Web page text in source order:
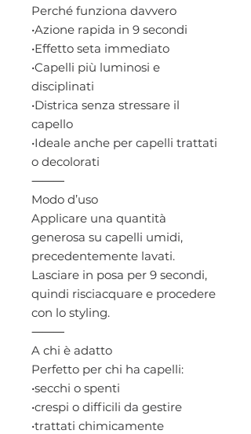
Perché funziona davvero
•Azione rapida in 9 secondi
•Effetto seta immediato
•Capelli più luminosi e
disciplinati
•Districa senza stressare il
capello
•Ideale anche per capelli trattati
o decolorati
⸻
Modo d’uso
Applicare una quantità
generosa su capelli umidi,
precedentemente lavati.
Lasciare in posa per 9 secondi,
quindi risciacquare e procedere
con lo styling.
⸻
A chi è adatto
Perfetto per chi ha capelli:
•secchi o spenti
•crespi o difficili da gestire
•trattati chimicamente